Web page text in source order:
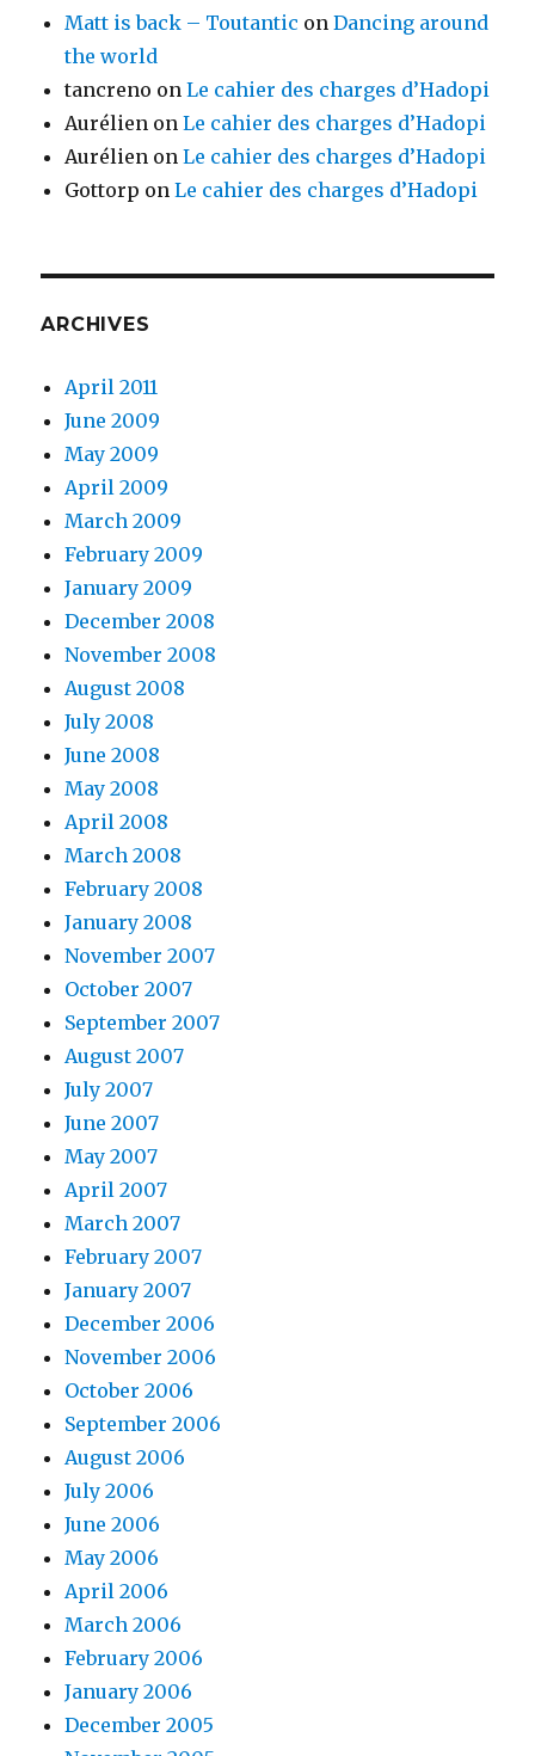
Matt is back – Toutantic onDancing around
the world
tancreno onLe cahier des charges d’Hadopi
Aurélien onLe cahier des charges d’Hadopi
Aurélien onLe cahier des charges d’Hadopi
Gottorp onLe cahier des charges d’Hadopi
ARCHIVES
April 2011
June 2009
May 2009
April 2009
March 2009
February 2009
January 2009
December 2008
November 2008
August 2008
July 2008
June 2008
May 2008
April 2008
March 2008
February 2008
January 2008
November 2007
October 2007
September 2007
August 2007
July 2007
June 2007
May 2007
April 2007
March 2007
February 2007
January 2007
December 2006
November 2006
October 2006
September 2006
August 2006
July 2006
June 2006
May 2006
April 2006
March 2006
February 2006
January 2006
December 2005